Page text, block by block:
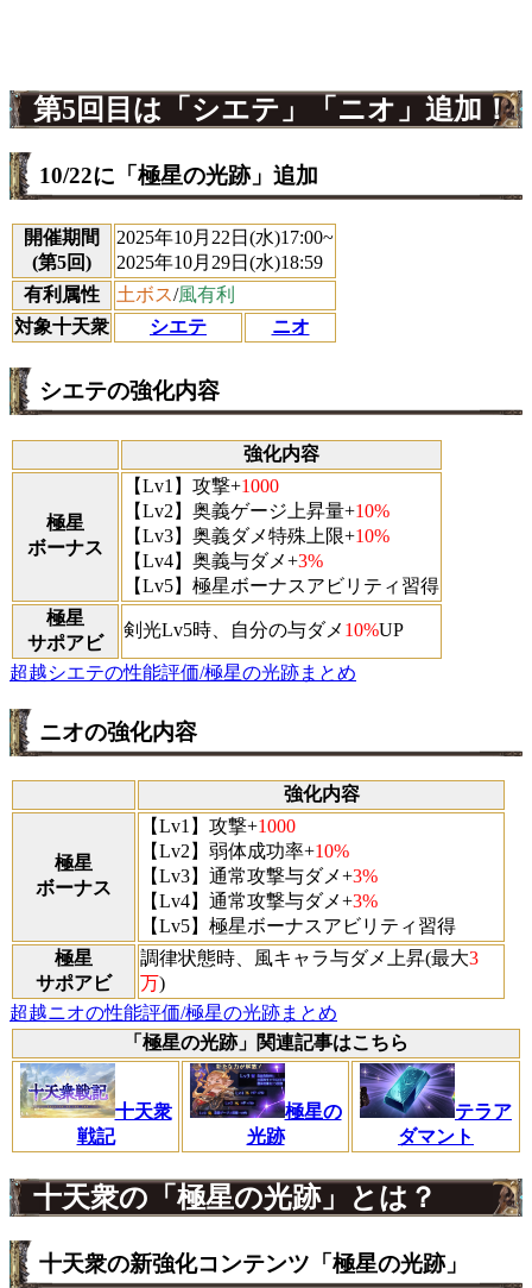
第5回目は「シエテ」「ニオ」追加！
10/22に「極星の光跡」追加
開催期間
(第5回)
2025年10月22日(水)17:00~
2025年10月29日(水)18:59
有利属性
土ボス/風有利
対象十天衆
シエテ ニオ
シエテの強化内容
強化内容
極星
ボーナス
【Lv1】攻撃+1000
【Lv2】奥義ゲージ上昇量+10%
【Lv3】奥義ダメ特殊上限+10%
【Lv4】奥義与ダメ+3%
【Lv5】極星ボーナスアビリティ習得
極星
サポアビ
剣光Lv5時、自分の与ダメ 10%UP
超越シエテの性能評価/極星の光跡まとめ
ニオの強化内容
強化内容
極星
ボーナス
【Lv1】攻撃+1000
【Lv2】弱体成功率+10%
【Lv3】通常攻撃与ダメ+3%
【Lv4】通常攻撃与ダメ+3%
【Lv5】極星ボーナスアビリティ習得
極星
サポアビ
調律状態時、風キャラ与ダメ上昇(最大3
万)
超越ニオの性能評価/極星の光跡まとめ
「極星の光跡」関連記事はこちら
十天衆
戦記
極星の
光跡
テラア
ダマント
十天衆の「極星の光跡」とは？
十天衆の新強化コンテンツ「極星の光跡」